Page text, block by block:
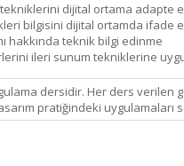
dijital ortama adapte
bilgisini dijital ortamda ifade
hakkında teknik bilgi edinme
ileri sunum tekniklerine
dersidir. Her ders
pratiğindeki uygulamaları